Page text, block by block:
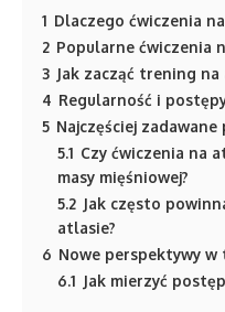
1 Dlaczego ćwiczenia
2 Popularne ćwiczenia
3 Jak zacząć trening na
4 Regularność i
5 Najczęściej zadawane
5.1 Czy ćwiczenia na
masy mięśniowej?
5.2 Jak często
atlasie?
6 Nowe perspektywy
6.1 Jak mierzyć